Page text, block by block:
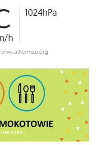
h
1024hPa